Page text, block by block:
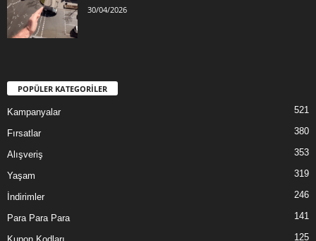
30/04/2026
POPÜLER KATEGORİLER
Kampanyalar 521
Fırsatlar 380
Alışveriş 353
Yaşam 319
İndirimler 246
Para Para Para 141
125